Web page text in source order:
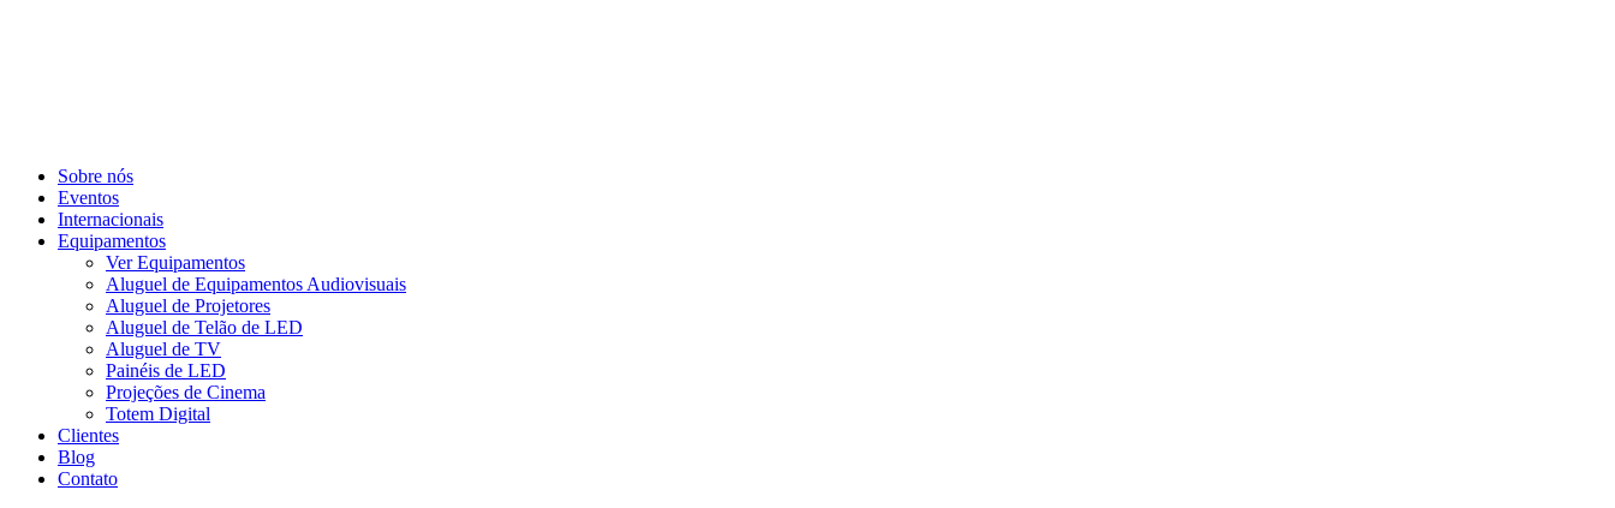
Sobre nós
Eventos
Internacionais
Equipamentos
Ver Equipamentos
Aluguel de Equipamentos Audiovisuais
Aluguel de Projetores
Aluguel de Telão de LED
Aluguel de TV
Painéis de LED
Projeções de Cinema
Totem Digital
Clientes
Blog
Contato